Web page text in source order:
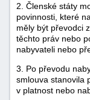
2. Členské státy
povinnosti, které
měly být převodci
těchto práv nebo
nabyvateli nebo
3. Po převodu
smlouva stanovila
v platnost nebo